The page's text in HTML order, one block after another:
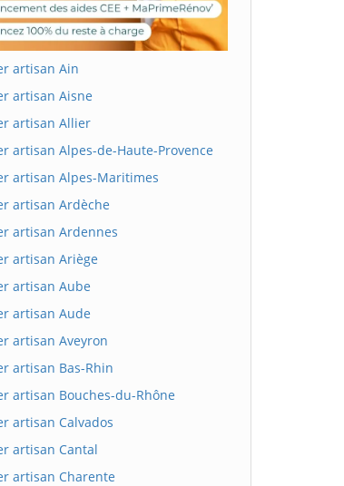
artisan Ain
artisan Aisne
artisan Allier
artisan Alpes-de-Haute-Provence
artisan Alpes-Maritimes
artisan Ardèche
artisan Ardennes
artisan Ariège
artisan Aube
artisan Aude
artisan Aveyron
artisan Bas-Rhin
artisan Bouches-du-Rhône
artisan Calvados
artisan Cantal
artisan Charente